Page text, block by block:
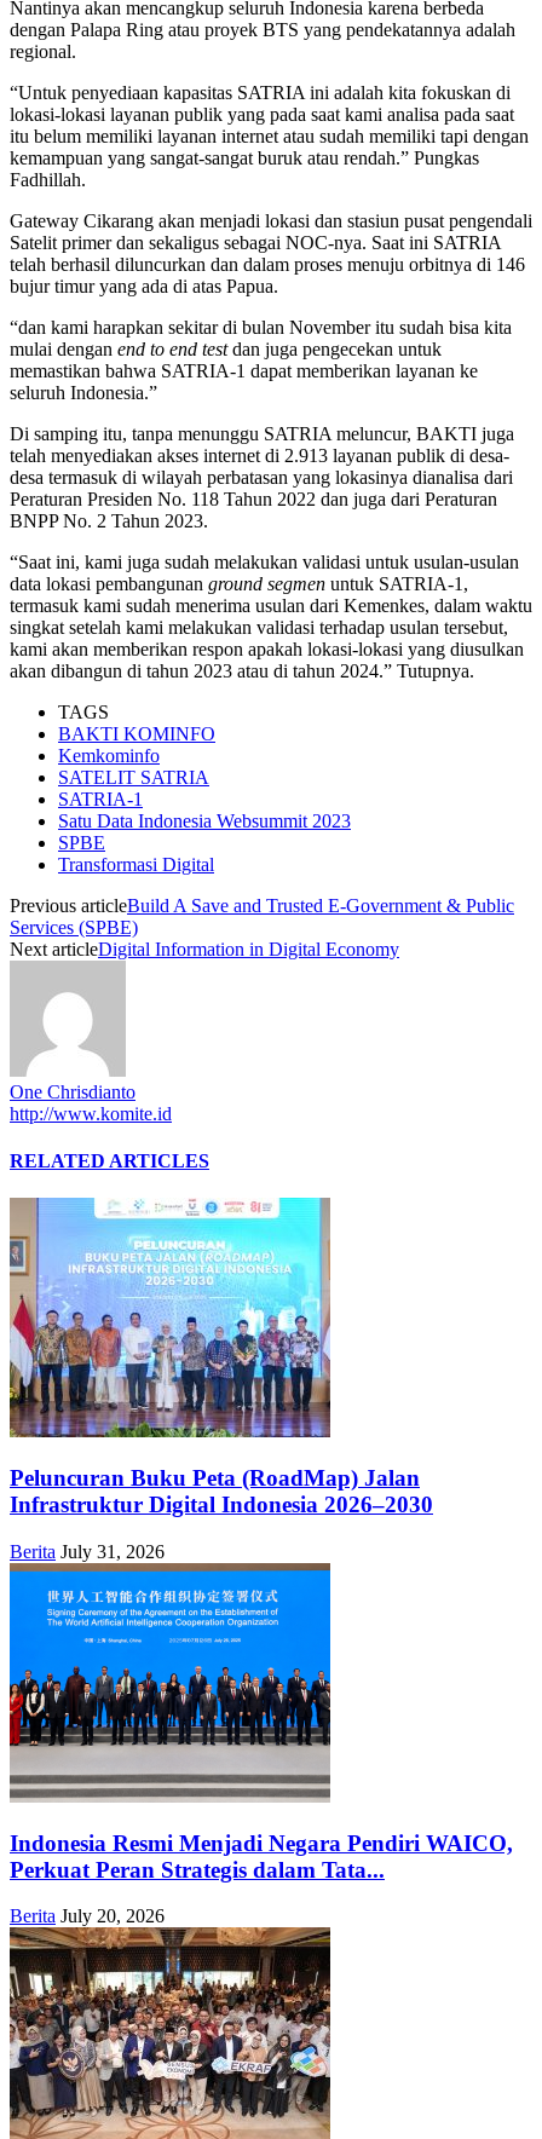
Nantinya akan mencangkup seluruh Indonesia karena berbeda
dengan Palapa Ring atau proyek BTS yang pendekatannya adalah
regional.
“Untuk penyediaan kapasitas SATRIA ini adalah kita fokuskan di
lokasi-lokasi layanan publik yang pada saat kami analisa pada saat
itu belum memiliki layanan internet atau sudah memiliki tapi dengan
kemampuan yang sangat-sangat buruk atau rendah.” Pungkas
Fadhillah.
Gateway Cikarang akan menjadi lokasi dan stasiun pusat pengendali
Satelit primer dan sekaligus sebagai NOC-nya. Saat ini SATRIA
telah berhasil diluncurkan dan dalam proses menuju orbitnya di 146
bujur timur yang ada di atas Papua.
“dan kami harapkan sekitar di bulan November itu sudah bisa kita
mulai dengan end to end testdan juga pengecekan untuk
memastikan bahwa SATRIA-1 dapat memberikan layanan ke
seluruh Indonesia.”
Di samping itu, tanpa menunggu SATRIA meluncur, BAKTI juga
telah menyediakan akses internet di 2.913 layanan publik di desa-
desa termasuk di wilayah perbatasan yang lokasinya dianalisa dari
Peraturan Presiden No. 118 Tahun 2022 dan juga dari Peraturan
BNPP No. 2 Tahun 2023.
“Saat ini, kami juga sudah melakukan validasi untuk usulan-usulan
data lokasi pembangunan ground segmen untuk SATRIA-1,
termasuk kami sudah menerima usulan dari Kemenkes, dalam waktu
singkat setelah kami melakukan validasi terhadap usulan tersebut,
kami akan memberikan respon apakah lokasi-lokasi yang diusulkan
akan dibangun di tahun 2023 atau di tahun 2024.” Tutupnya.
TAGS
BAKTI KOMINFO
Kemkominfo
SATELIT SATRIA
SATRIA-1
Satu Data Indonesia Websummit 2023
SPBE
Transformasi Digital
Previous articleBuild A Save and Trusted E-Government & Public
Services (SPBE)
Next articleDigital Information in Digital Economy
One Chrisdianto
http://www.komite.id
RELATED ARTICLES
Peluncuran Buku Peta (RoadMap) Jalan
Infrastruktur Digital Indonesia 2026–2030
Berita July 31, 2026
Indonesia Resmi Menjadi Negara Pendiri WAICO,
Perkuat Peran Strategis dalam Tata...
Berita July 20, 2026